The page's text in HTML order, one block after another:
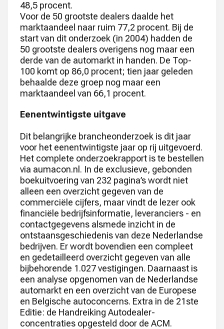
48,5 procent.
Voor de 50 grootste dealers daalde het
marktaandeel naar ruim 77,2 procent. Bij de
start van dit onderzoek (in 2004) hadden de
50 grootste dealers overigens nog maar een
derde van de automarkt in handen. De Top-
100 komt op 86,0 procent; tien jaar geleden
behaalde deze groep nog maar een
marktaandeel van 66,1 procent.
Eenentwintigste uitgave
Dit belangrijke brancheonderzoek is dit jaar
voor het eenentwintigste jaar op rij uitgevoerd.
Het complete onderzoekrapport is te bestellen
via aumacon.nl. In de exclusieve, gebonden
boekuitvoering van 232 pagina’s wordt niet
alleen een overzicht gegeven van de
commerciële cijfers, maar vindt de lezer ook
financiële bedrijfsinformatie, leveranciers - en
contactgegevens alsmede inzicht in de
ontstaansgeschiedenis van deze Nederlandse
bedrijven. Er wordt bovendien een compleet
en gedetailleerd overzicht gegeven van alle
bijbehorende 1.027 vestigingen. Daarnaast is
een analyse opgenomen van de Nederlandse
automarkt en een overzicht van de Europese
en Belgische autoconcerns. Extra in de 21ste
Editie: de Handreiking Autodealer-
concentraties opgesteld door de ACM.